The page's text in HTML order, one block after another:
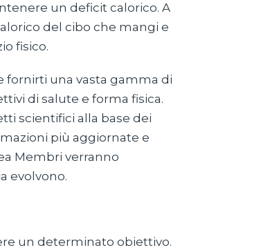
un deficit calorico. A
del cibo che mangi e
fisico.
fornirti una vasta gamma di
di salute e forma fisica.
scientifici alla base dei
più aggiornate e
Membri verranno
evolvono.
un determinato obiettivo.